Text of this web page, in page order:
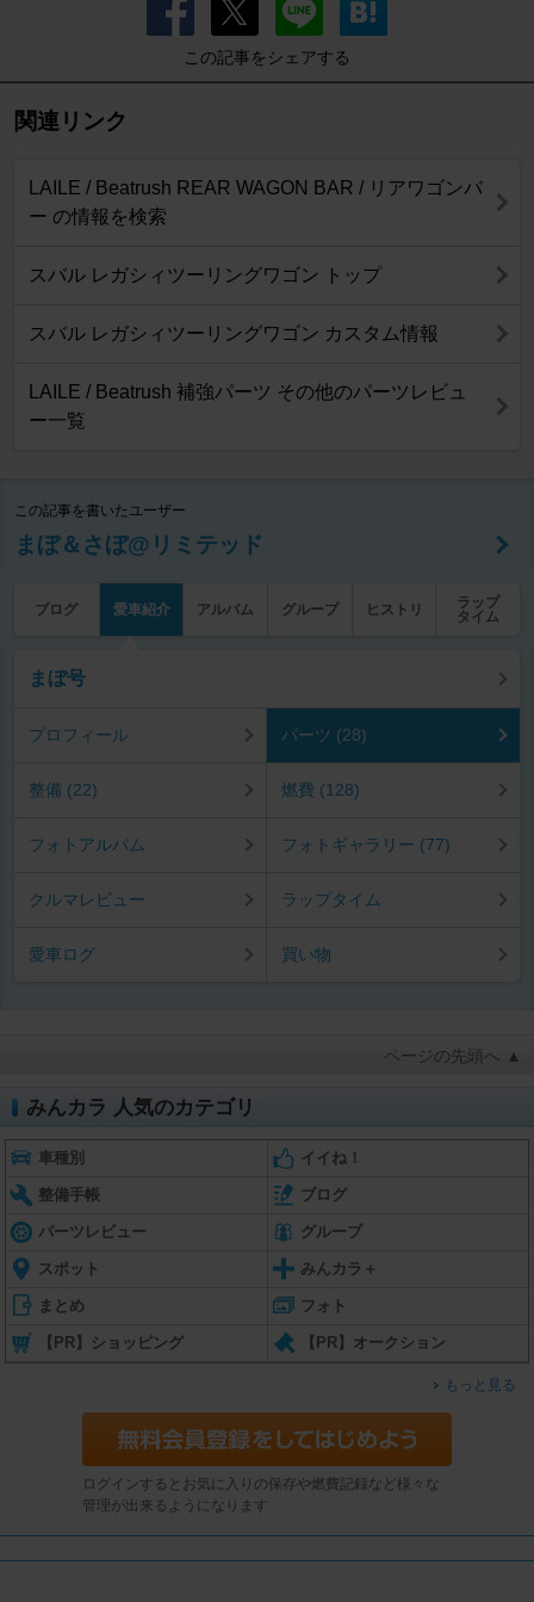
この記事をシェアする
関連リンク
LAILE / Beatrush REAR WAGON BAR / リアワゴンバ
ー の情報を検索
スバル レガシィツーリングワゴン トップ
スバル レガシィツーリングワゴン カスタム情報
LAILE / Beatrush 補強パーツ その他のパーツレビュ
ー一覧
この記事を書いたユーザー
まぼ＆さぼ@リミテッド
ブログ 愛車紹介 アルバム グループ ヒストリ
ラップ
タイム
まぼ号
プロフィール パーツ (28)
整備 (22) 燃費 (128)
フォトアルバム フォトギャラリー (77)
クルマレビュー ラップタイム
愛車ログ 買い物
ページの先頭へ ▲
みんカラ 人気のカテゴリ
車種別 イイね！
整備手帳 ブログ
パーツレビュー グループ
スポット みんカラ＋
まとめ フォト
【PR】ショッピング 【PR】オークション
もっと見る
ログインするとお気に入りの保存や燃費記録など様々な
管理が出来るようになります